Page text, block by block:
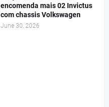
encomenda mais 02 Invictus
com chassis Volkswagen
June 30, 2026